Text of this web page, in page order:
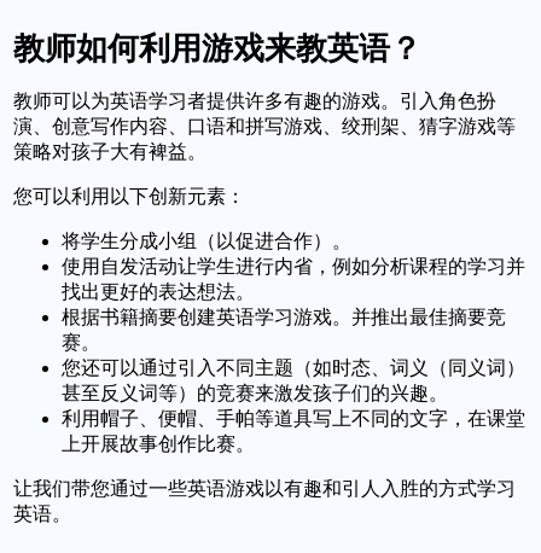
教师如何利用游戏来教英语？
教师可以为英语学习者提供许多有趣的游戏。引入角色扮
演、创意写作内容、口语和拼写游戏、绞刑架、猜字游戏等
策略对孩子大有裨益。
您可以利用以下创新元素：
将学生分成小组（以促进合作）。
使用自发活动让学生进行内省，例如分析课程的学习并
找出更好的表达想法。
根据书籍摘要创建英语学习游戏。并推出最佳摘要竞
赛。
您还可以通过引入不同主题（如时态、词义（同义词）
甚至反义词等）的竞赛来激发孩子们的兴趣。
利用帽子、便帽、手帕等道具写上不同的文字，在课堂
上开展故事创作比赛。
让我们带您通过一些英语游戏以有趣和引人入胜的方式学习
英语。